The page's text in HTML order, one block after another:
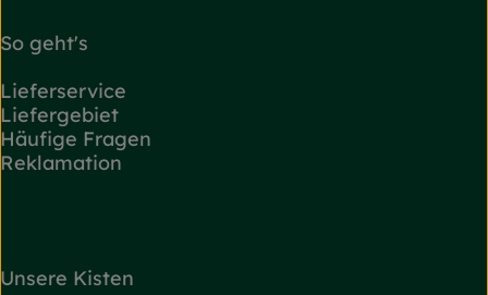
So geht's
Lieferservice
Liefergebiet
Häufige Fragen
Reklamation
Unsere Kisten